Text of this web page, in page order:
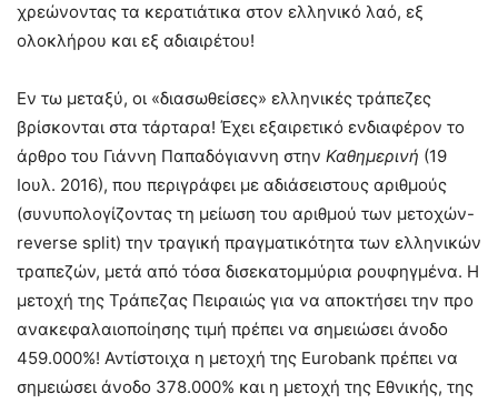
χρεώνοντας τα κερατιάτικα στον ελληνικό λαό, εξ
ολοκλήρου και εξ αδιαιρέτου!
Εν τω μεταξύ, οι «διασωθείσες» ελληνικές τράπεζες
βρίσκονται στα τάρταρα! Έχει εξαιρετικό ενδιαφέρον το
άρθρο του Γιάννη Παπαδόγιαννη στην Καθημερινή (19
Ιουλ. 2016), που περιγράφει με αδιάσειστους αριθμούς
(συνυπολογίζοντας τη μείωση του αριθμού των μετοχών-
reverse split) την τραγική πραγματικότητα των ελληνικών
τραπεζών, μετά από τόσα δισεκατομμύρια ρουφηγμένα. Η
μετοχή της Τράπεζας Πειραιώς για να αποκτήσει την προ
ανακεφαλαιοποίησης τιμή πρέπει να σημειώσει άνοδο
459.000%! Αντίστοιχα η μετοχή της Eurobank πρέπει να
σημειώσει άνοδο 378.000% και η μετοχή της Εθνικής, της